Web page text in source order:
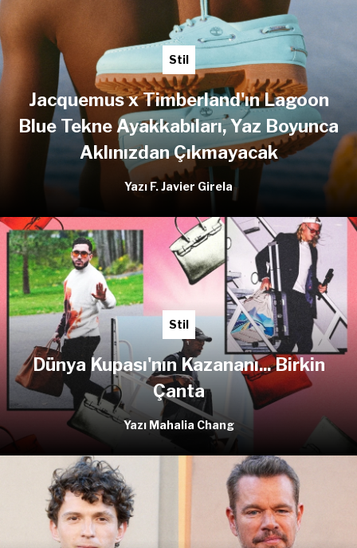
Stil
Jacquemus x Timberland'ın Lagoon
Blue Tekne Ayakkabıları, Yaz Boyunca
Aklınızdan Çıkmayacak
Yazı F. Javier Girela
Stil
Dünya Kupası'nın Kazananı... Birkin
Çanta
Yazı Mahalia Chang